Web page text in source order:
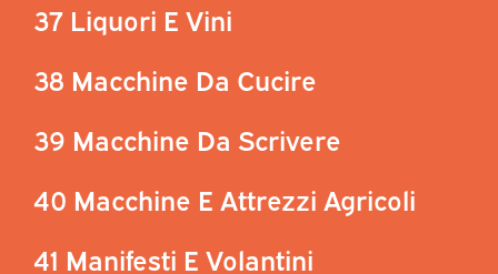
37 Liquori E Vini
38 Macchine Da Cucire
39 Macchine Da Scrivere
40 Macchine E Attrezzi Agricoli
41 Manifesti E Volantini